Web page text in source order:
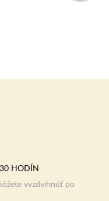
HODÍN
vyzdvihnúť po